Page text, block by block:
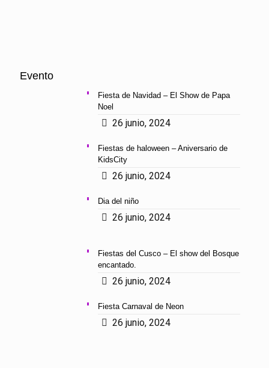
Evento
Fiesta de Navidad – El Show de Papa
Noel
26 junio, 2024
Fiestas de haloween – Aniversario de
KidsCity
26 junio, 2024
Dia del niño
26 junio, 2024
Fiestas del Cusco – El show del Bosque
encantado.
26 junio, 2024
Fiesta Carnaval de Neon
26 junio, 2024